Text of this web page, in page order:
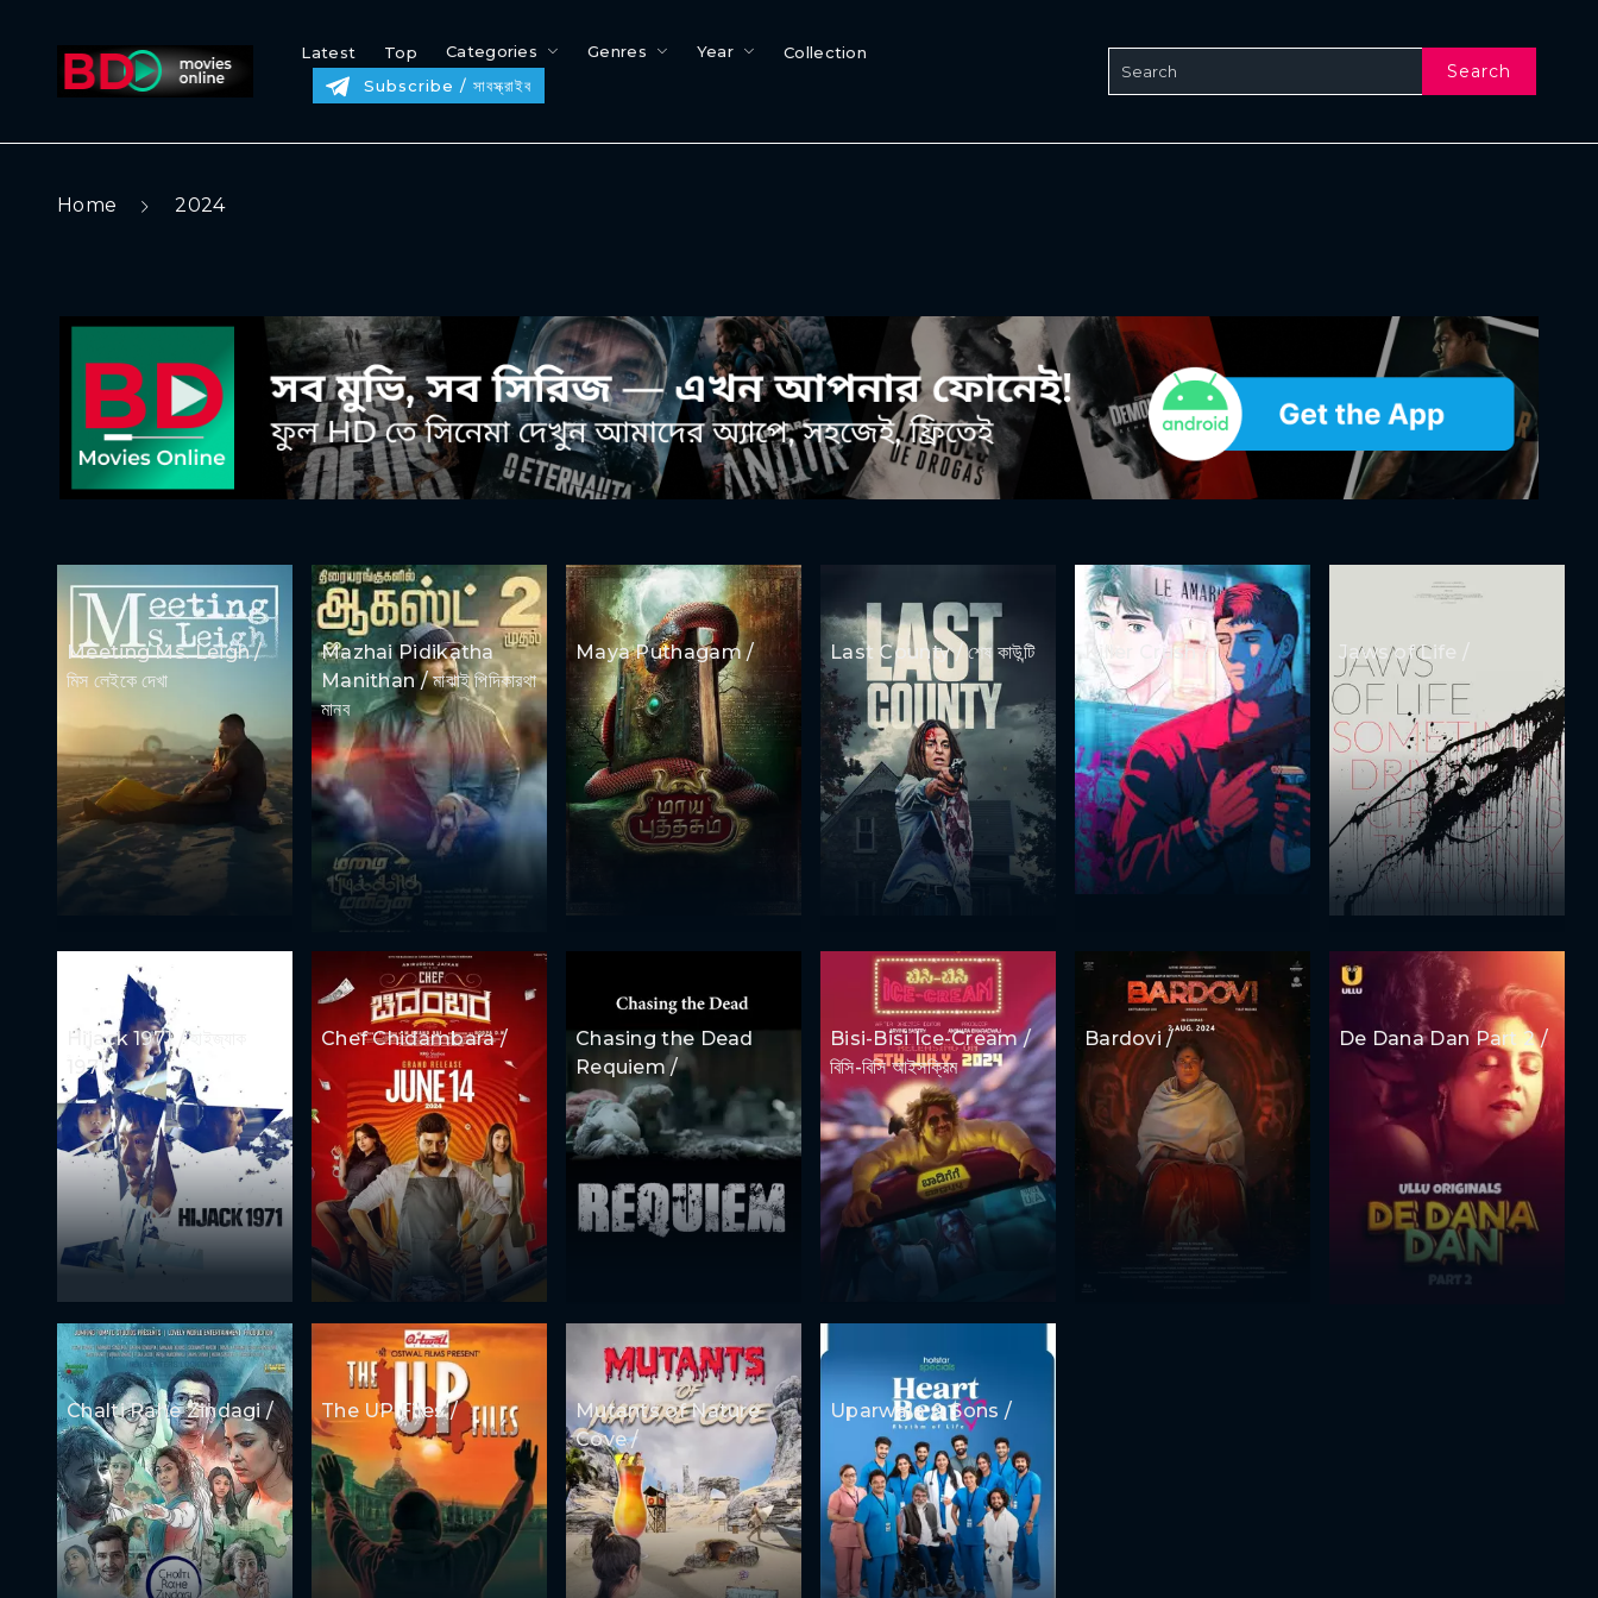
Latest Top Categories Genres Year
Collection
Subscribe / সাবস্ক্রাইব
Search
Home 2024
Meeting Ms. Leigh /
মিস লেইকে দেখা
Mazhai Pidikatha
Manithan / মাঝাই পিদিকারথা
মানব
Maya Puthagam / Last County / শেষ কাউন্টি Killer Crush / Jaws of Life /
Hijack 1971 / হাইজ্যাক
1971
Chef Chidambara /
Chasing the Dead
Requiem /
Bisi-Bisi Ice-Cream /
বিসি-বিসি আইসক্রিম
Bardovi / De Dana Dan Part 2 /
Chalti Rahe Zindagi / The UP Files /
Mutants of Nature
Cove /
Uparwala & Sons /